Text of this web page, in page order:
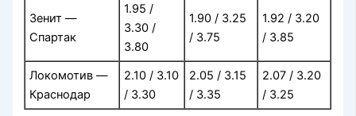
Зенит —
Спартак
1.95 /
3.30 /
3.80
1.90 / 3.25
/ 3.75
1.92 / 3.20
/ 3.85
Локомотив —
Краснодар
2.10 / 3.10
/ 3.30
2.05 / 3.15
/ 3.35
2.07 / 3.20
/ 3.25